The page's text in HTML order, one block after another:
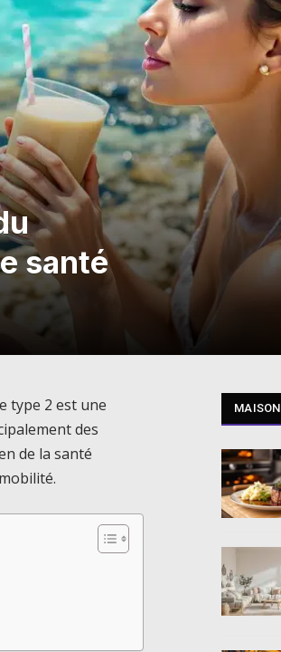
santé
type 2 est une
des
de la santé
MAISON